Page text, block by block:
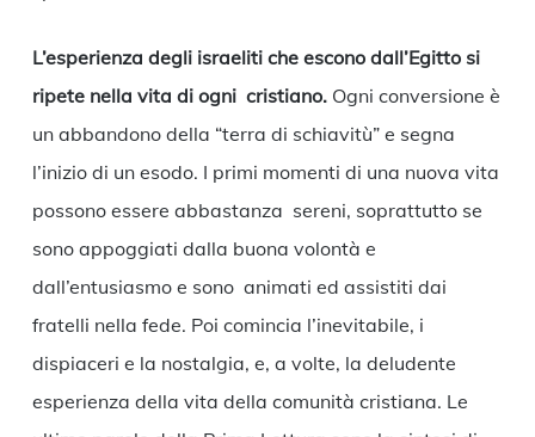
L’esperienza degli israeliti che escono dall’Egitto si
ripete nella vita di ogni cristiano.Ogni conversione è
un abbandono della “terra di schiavitù” e segna
l’inizio di un esodo. I primi momenti di una nuova vita
possono essere abbastanza sereni, soprattutto se
sono appoggiati dalla buona volontà e
dall’entusiasmo e sono animati ed assistiti dai
fratelli nella fede. Poi comincia l’inevitabile, i
dispiaceri e la nostalgia, e, a volte, la deludente
esperienza della vita della comunità cristiana. Le